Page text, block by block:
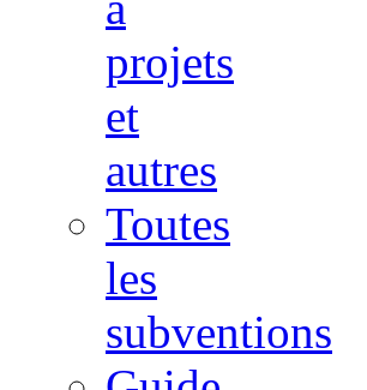
projets
et
autres
Toutes
les
subventions